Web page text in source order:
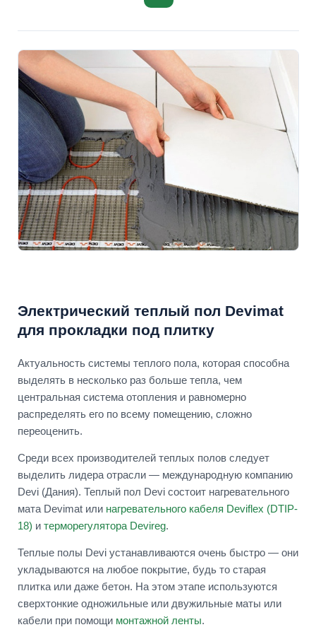
Электрический теплый пол Devimat
для прокладки под плитку
Актуальность системы теплого пола, которая способна
выделять в несколько раз больше тепла, чем
центральная система отопления и равномерно
распределять его по всему помещению, сложно
переоценить.
Среди всех производителей теплых полов следует
выделить лидера отрасли — международную компанию
Devi (Дания). Теплый пол Devi состоит нагревательного
мата Devimat или нагревательного кабеля Deviflex (DTIP-
18) и терморегулятора Devireg.
Теплые полы Devi устанавливаются очень быстро — они
укладываются на любое покрытие, будь то старая
плитка или даже бетон. На этом этапе используются
сверхтонкие одножильные или двужильные маты или
кабели при помощи монтажной ленты.